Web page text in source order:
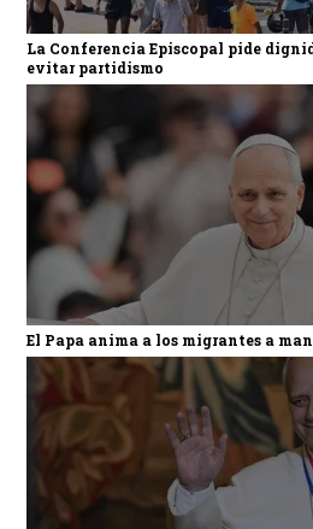
La Conferencia Episcopal pide
evitar partidismo
El Papa anima a los migrantes a